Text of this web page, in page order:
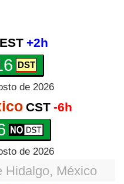
+2h
de 2026
CST -6h
de 2026
Hidalgo, México